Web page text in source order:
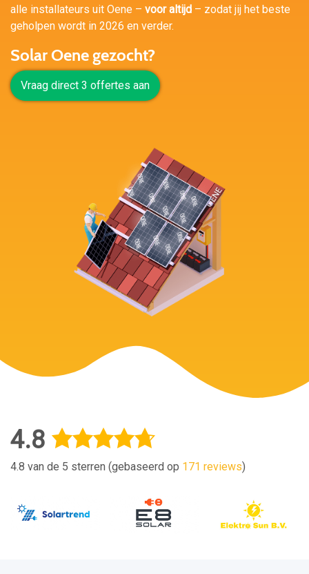
alle installateurs uit Oene – voor altijd – zodat jij het beste
geholpen wordt in 2026 en verder.
Solar Oene gezocht?
Vraag direct 3 offertes aan
4.8
4.8 van de 5 sterren (gebaseerd op 171 reviews)